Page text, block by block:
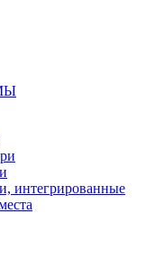
интегрированные